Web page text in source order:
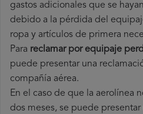
gastos adicionales que se
debido a la pérdida del
ropa y artículos de primera
Para reclamar por equipaje
puede presentar una
compañía aérea.
En el caso de que la aerolínea
dos meses, se puede